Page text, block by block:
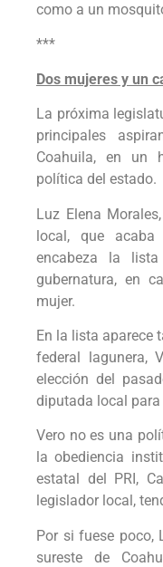
como a un
***
Dos mujeres y un
La próxima
principales
Coahuila, en un
política del estado.
Luz Elena
local, que
encabeza la
gubernatura, en
mujer.
En la lista aparece
federal lagunera,
elección del
diputada local
Vero no es una
la obediencia
estatal del PRI,
legislador local,
Por si fuese poco,
sureste de